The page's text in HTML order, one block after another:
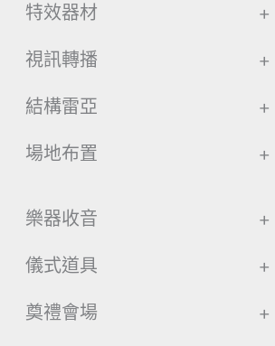
特效器材 +
視訊轉播 +
結構雷亞 +
場地布置 +
樂器收音 +
儀式道具 +
奠禮會場 +